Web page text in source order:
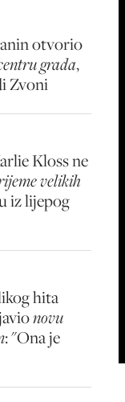
otvorio
grada,
Zvoni
Kloss ne
velikih
iz lijepog
hita
novu
: "Ona je